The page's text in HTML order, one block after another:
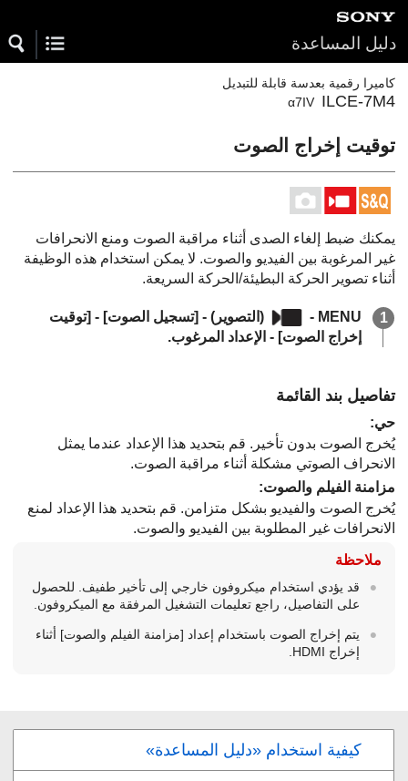
دليل المساعدة
كاميرا رقمية بعدسة قابلة للتبديل
ILCE-7M4
α7IV
توقيت إخراج الصوت
يمكنك ضبط إلغاء الصدى أثناء مراقبة الصوت ومنع الانحرافات
غير المرغوبة بين الفيديو والصوت. لا يمكن استخدام هذه الوظيفة
أثناء تصوير الحركة البطيئة/الحركة السريعة.
MENU
-
( التصوير) - [تسجيل الصوت] - [توقيت
إخراج الصوت] - الإعداد المرغوب.
تفاصيل بند القائمة
حي:
يُخرج الصوت بدون تأخير. قم بتحديد هذا الإعداد عندما يمثل
الانحراف الصوتي مشكلة أثناء مراقبة الصوت.
مزامنة الفيلم والصوت:
يُخرج الصوت والفيديو بشكل متزامن. قم بتحديد هذا الإعداد لمنع
الانحرافات غير المطلوبة بين الفيديو والصوت.
ملاحظة
قد يؤدي استخدام ميكروفون خارجي إلى تأخير طفيف. للحصول
على التفاصيل، راجع تعليمات التشغيل المرفقة مع الميكروفون.
يتم إخراج الصوت باستخدام إعداد [مزامنة الفيلم والصوت] أثناء
إخراج HDMI.
كيفية استخدام «دليل المساعدة»